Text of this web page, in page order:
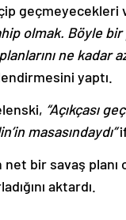
geçmeyecekleri
olmak. Böyle
ne kadar
yaptı.
“Açıkçası
masasındaydı”
net bir savaş
aktardı.